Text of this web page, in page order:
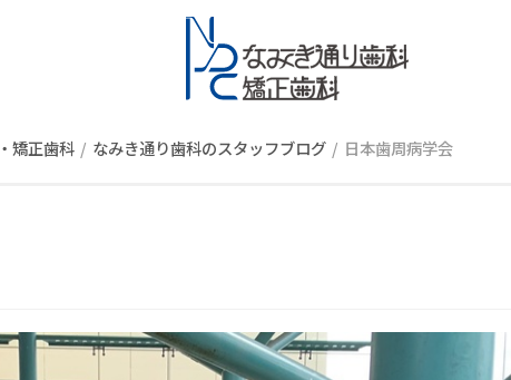
矯正歯科 なみき通り歯科のスタッフブログ 日本歯周病学会